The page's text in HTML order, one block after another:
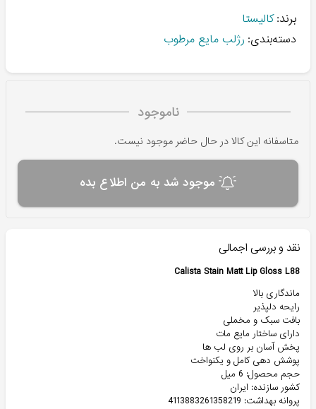
برند: کالیستا
دسته‌بندی: رژلب مایع مرطوب
ناموجود
متاسفانه این کالا در حال حاضر موجود نیست.
موجود شد به من اطلاع بده
نقد و بررسی اجمالی
Calista Stain Matt Lip Gloss L88
ماندگاری بالا
رایحه دلپذیر
بافت سبک و مخملی
دارای ساختار مایع مات
پخش آسان بر روی لب ها
پوشش دهی کامل و یکنواخت
حجم محصول: 6 میل
کشور سازنده: ایران
پروانه بهداشت: 4113883261358219